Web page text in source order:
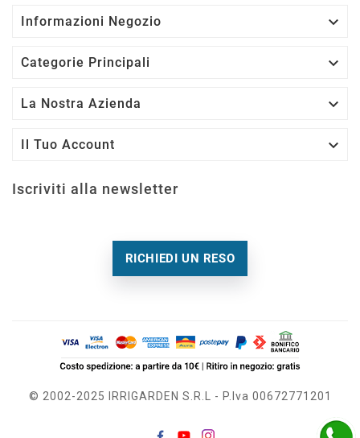
Informazioni Negozio 
Categorie Principali 
La Nostra Azienda 
Il Tuo Account 
Iscriviti alla newsletter
RICHIEDI UN RESO
© 2002-2025 IRRIGARDEN S.r.l - P.Iva 00672771201